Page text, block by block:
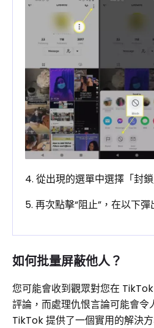
4. 從出現的選單中選擇「封鎖
5. 再次點擊“阻止”，在以下
如何批量屏蔽他人？
您可能會收到觀眾對您在
評論，而處理仇恨言論可能會令
TikTok 提供了一個實用的解決